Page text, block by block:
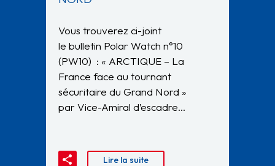
Vous trouverez ci-joint
le bulletin Polar Watch n°10
(PW10) : « ARCTIQUE – La
France face au tournant
sécuritaire du Grand Nord »
par Vice-Amiral d’escadre…
Lire la suite